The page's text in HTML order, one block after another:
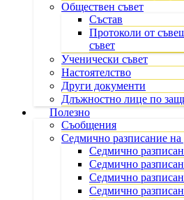
Обществен съвет
Състав
Протоколи от
съвет
Ученически съвет
Настоятелство
Други документи
Длъжностно лице по
Полезно
Съобщения
Седмично разписание на
Седмично
Седмично
Седмично
Седмично